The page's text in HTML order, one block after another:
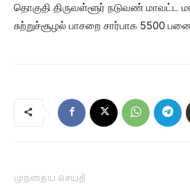
தொகுதி திருவள்ளூர் நடுவண் மாவட்ட
சுற்றுச்சூழல் பாசறை சார்பாக 5500
முந்தைய செய்தி